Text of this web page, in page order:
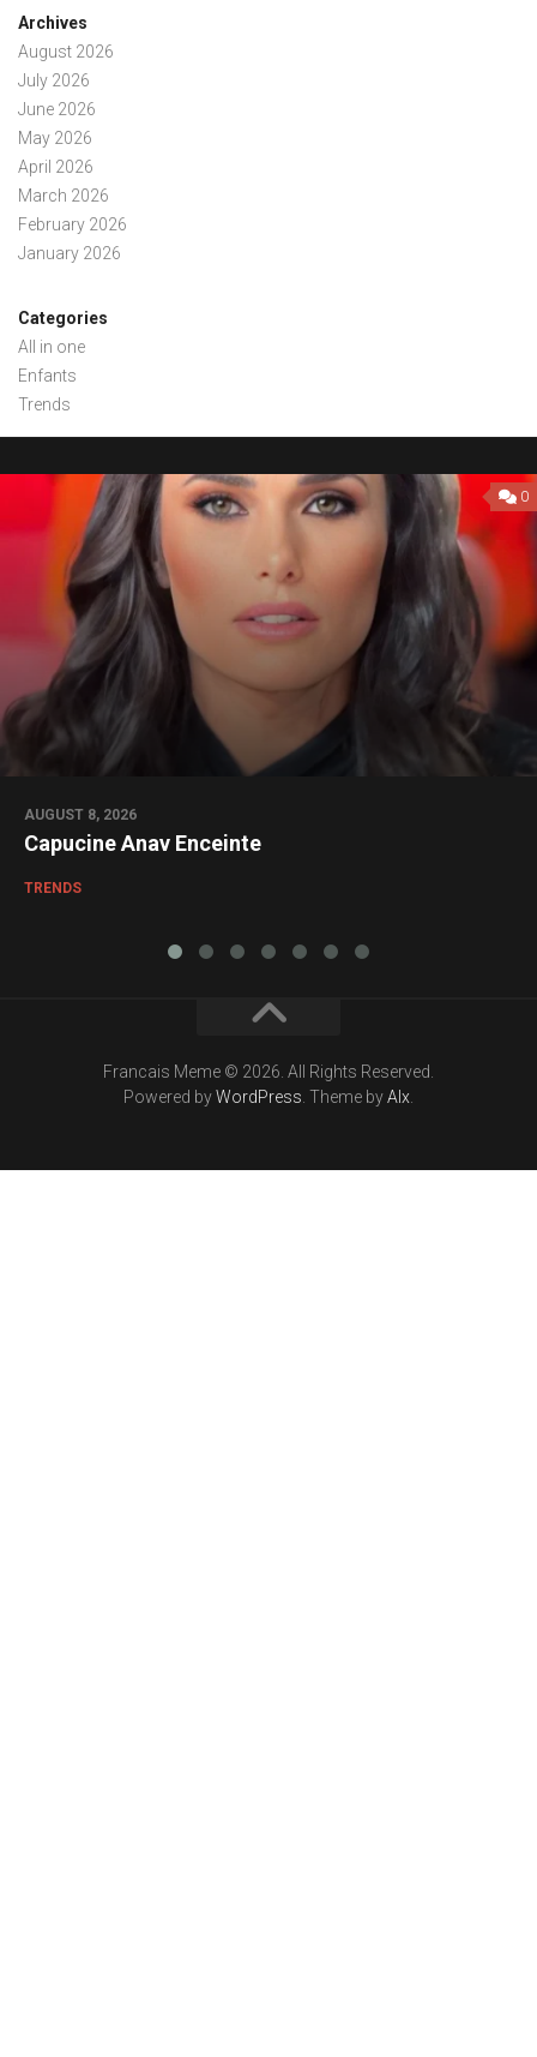
Archives
August 2026
July 2026
June 2026
May 2026
April 2026
March 2026
February 2026
January 2026
Categories
All in one
Enfants
Trends
0
AUGUST 8, 2026
Capucine Anav Enceinte
TRENDS
Francais Meme © 2026. All Rights Reserved.
Powered byWordPress . Theme byAlx